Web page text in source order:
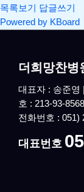
목록보기
답글쓰기
Powered by KBoard
더희망찬병
대표자 : 송준영
호 : 213-93-
전화번호 : 051)
대표번호